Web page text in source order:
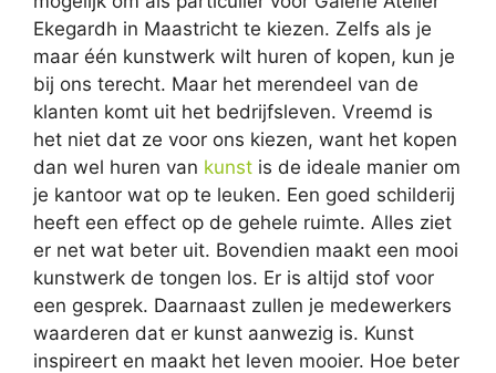
Ekegardh in Maastricht te kiezen. Zelfs als je
maar één kunstwerk wilt huren of kopen, kun je
bij ons terecht. Maar het merendeel van de
klanten komt uit het bedrijfsleven. Vreemd is
het niet dat ze voor ons kiezen, want het kopen
dan wel huren van kunst is de ideale manier om
je kantoor wat op te leuken. Een goed schilderij
heeft een effect op de gehele ruimte. Alles ziet
er net wat beter uit. Bovendien maakt een mooi
kunstwerk de tongen los. Er is altijd stof voor
een gesprek. Daarnaast zullen je medewerkers
waarderen dat er kunst aanwezig is. Kunst
inspireert en maakt het leven mooier. Hoe beter